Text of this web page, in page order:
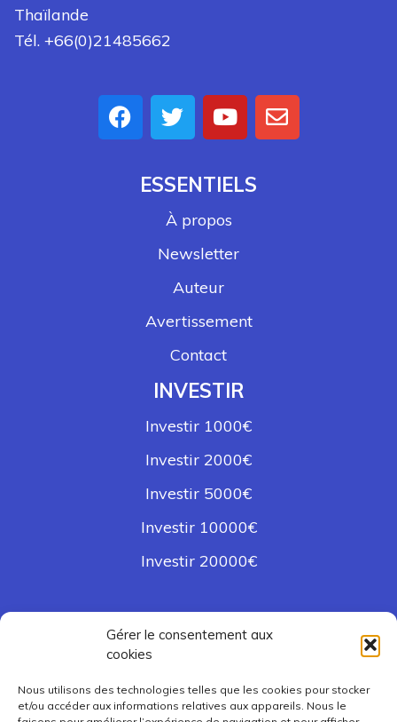
Gérer le consentement aux
cookies
Nous utilisons des technologies telles que les cookies pour stocker
et/ou accéder aux informations relatives aux appareils. Nous le
Thaïlande
Tél. +66(0)21485662
ESSENTIELS
À propos
Newsletter
Auteur
Avertissement
Contact
INVESTIR
Investir 1000€
Investir 2000€
Investir 5000€
Investir 10000€
Investir 20000€
NAVIGUER
Classement P2P